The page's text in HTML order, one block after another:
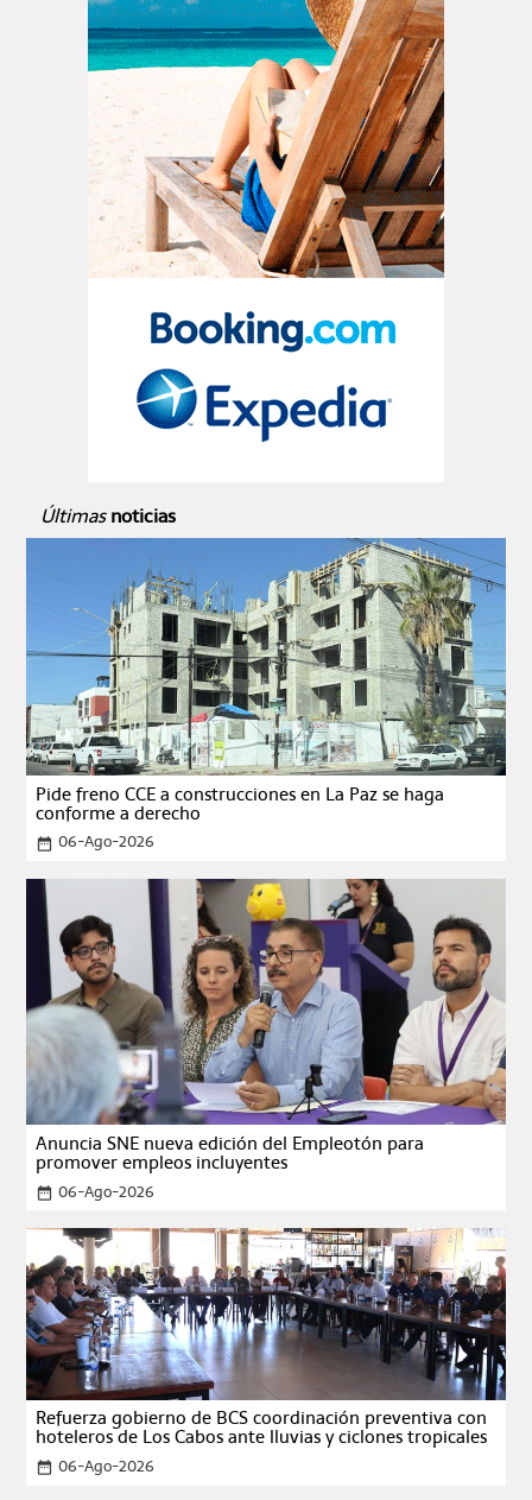
Últimas noticias
Pide freno CCE a construcciones en La Paz se haga
conforme a derecho
date_range 06-Ago-2026
Anuncia SNE nueva edición del Empleotón para
promover empleos incluyentes
date_range 06-Ago-2026
Refuerza gobierno de BCS coordinación preventiva con
hoteleros de Los Cabos ante lluvias y ciclones tropicales
date_range 06-Ago-2026